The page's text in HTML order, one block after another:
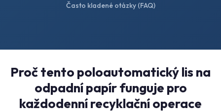
Často kladené otázky (FAQ)
Proč tento poloautomatický lis na
odpadní papír funguje pro
každodenní recyklační operace